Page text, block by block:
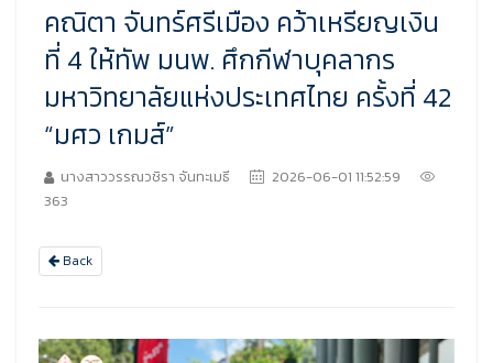
คณิตา จันทร์ศรีเมือง คว้าเหรียญเงิน
ที่ 4 ให้ทัพ มนพ. ศึกกีฬาบุคลากร
มหาวิทยาลัยแห่งประเทศไทย ครั้งที่ 42
“มศว เกมส์”
นางสาววรรณวชิรา จันทะเมธี
2026-06-01 11:52:59
363
Back